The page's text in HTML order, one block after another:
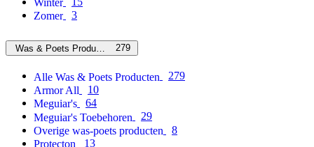
Winter
Zomer
3
Was & Poets Producten 279
Alle Was & Poets Producten
279
Armor All
10
Meguiar's
64
Meguiar's Toebehoren
29
Overige was-poets producten
8
Protecton
13